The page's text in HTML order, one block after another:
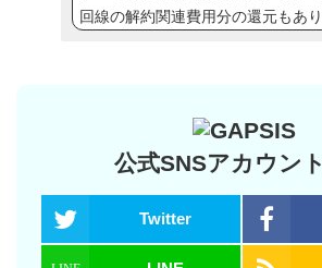
回線の解約関連費用分の還元もあり
公式SNSアカウン
Twitter